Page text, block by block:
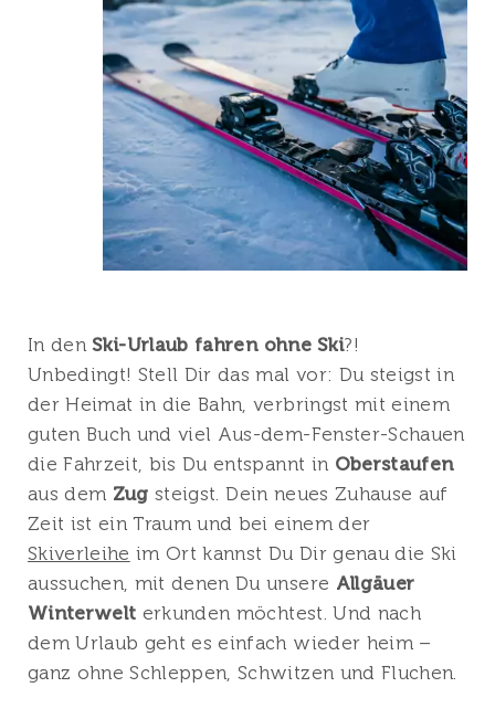
In den Ski-Urlaub fahren ohne Ski?!
Unbedingt! Stell Dir das mal vor: Du steigst in
der Heimat in die Bahn, verbringst mit einem
guten Buch und viel Aus-dem-Fenster-Schauen
die Fahrzeit, bis Du entspannt in Oberstaufen
aus dem Zugsteigst. Dein neues Zuhause auf
Zeit ist ein Traum und bei einem der
Skiverleihe im Ort kannst Du Dir genau die Ski
aussuchen, mit denen Du unsere Allgäuer
Winterwelt erkunden möchtest. Und nach
dem Urlaub geht es einfach wieder heim –
ganz ohne Schleppen, Schwitzen und Fluchen.